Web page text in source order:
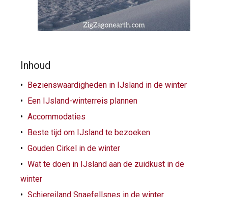
Inhoud
Bezienswaardigheden in IJsland in de winter
Een IJsland-winterreis plannen
Accommodaties
Beste tijd om IJsland te bezoeken
Gouden Cirkel in de winter
Wat te doen in IJsland aan de zuidkust in de
winter
Schiereiland Snaefellsnes in de winter